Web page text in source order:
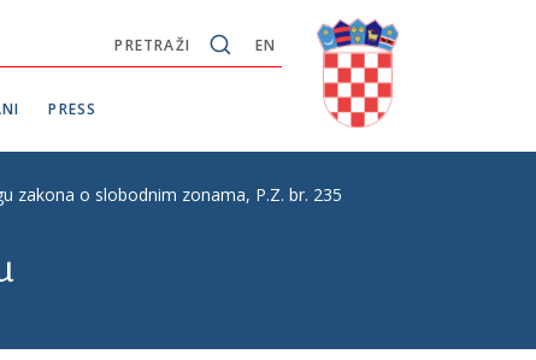
EN
PRETRAŽI
PRESS
zakona o slobodnim zonama, P.Z. br. 235